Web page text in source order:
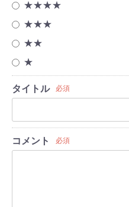
★★★★
★★★
★★
★
タイトル 必須
コメント 必須